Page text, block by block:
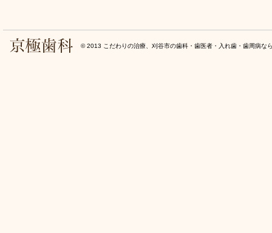
© 2013 こだわりの治療、刈谷市の歯科・歯医者・入れ歯・歯周病な